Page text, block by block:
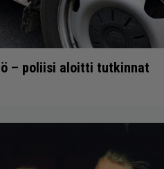
– poliisi aloitti tutkinnat